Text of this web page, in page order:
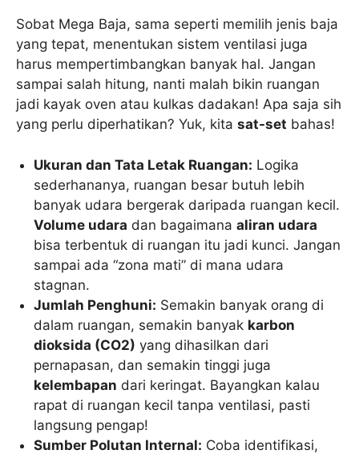
Sobat Mega Baja, sama seperti memilih jenis baja
yang tepat, menentukan sistem ventilasi juga
harus mempertimbangkan banyak hal. Jangan
sampai salah hitung, nanti malah bikin ruangan
jadi kayak oven atau kulkas dadakan! Apa saja sih
yang perlu diperhatikan? Yuk, kita sat-set bahas!
Ukuran dan Tata Letak Ruangan: Logika
sederhananya, ruangan besar butuh lebih
banyak udara bergerak daripada ruangan kecil.
Volume udara dan bagaimanaaliran udara
bisa terbentuk di ruangan itu jadi kunci. Jangan
sampai ada “zona mati” di mana udara
stagnan.
Jumlah Penghuni: Semakin banyak orang di
dalam ruangan, semakin banyak karbon
dioksida (CO2) yang dihasilkan dari
pernapasan, dan semakin tinggi juga
kelembapan dari keringat. Bayangkan kalau
rapat di ruangan kecil tanpa ventilasi, pasti
langsung pengap!
Sumber Polutan Internal: Coba identifikasi,